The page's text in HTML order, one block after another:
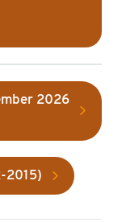
2026
2015)